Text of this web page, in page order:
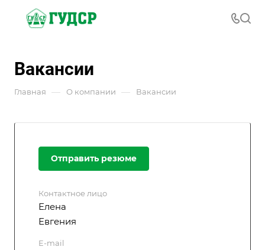
Вакансии
Главная — О компании — Вакансии
Отправить резюме
Контактное лицо
Елена
Евгения
E-mail